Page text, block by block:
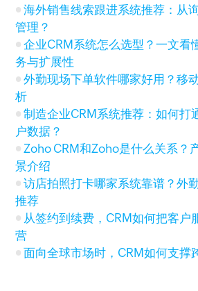
海外销售线索跟进系统推荐：从
管理？
企业CRM系统怎么选型？一文看
务与扩展性
外勤现场下单软件哪家好用？移
析
制造企业CRM系统推荐：如何打
户数据？
Zoho CRM和Zoho是什么关系？
景介绍
访店拍照打卡哪家系统靠谱？外
推荐
从签约到续费，CRM如何把客户
营
面向全球市场时，CRM如何支撑